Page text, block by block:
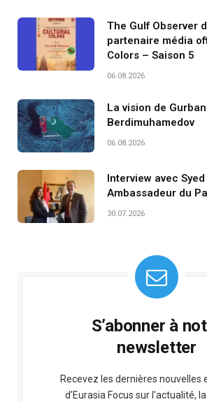
The Gulf Observer
partenaire média
Colors – Saison 5
06.08.2026
La vision de
Berdimuhamedov
06.08.2026
Interview avec
Ambassadeur du
30.07.2026
S’abonner à
newsletter
Recevez les dernières nouvelles
d'Eurasia Focus sur l'actualité,